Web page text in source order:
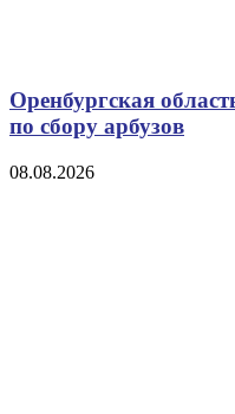
Оренбургская
по сбору арбузов
08.08.2026